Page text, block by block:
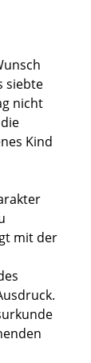
siebte
nicht
Kind
mit der